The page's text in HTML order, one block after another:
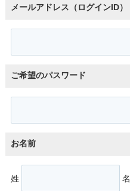
メールアドレス（ログインID）
ご希望のパスワード
お名前
姓 名